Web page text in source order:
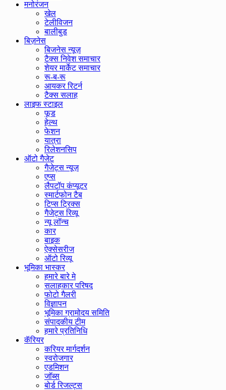
मनोरंजन
खेल
टेलीविजन
बालीबुड
बिज़नेस
बिजनेस न्यूज़
टैक्स निवेश समाचार
शेयर मार्केट समाचार
रू-ब-रू
आयकर रिटर्न
टैक्स सलाह
लाइफ स्टाइल
फूड
हेल्थ
फेशन
यात्रा
रिलेशनसिप
ऑटो गैजेट
गैजेट्स न्यूज़
एप्स
लैपटॉप कंप्यूटर
स्मार्टफोन टैब
टिप्स ट्रिक्स
गैजेट्स रिव्यू
न्यू लॉन्च
कार
बाइक
ऐक्सेसरीज
ऑटो रिव्यू
भूमिका भास्कर
हमारे बारे मे
सलाहकार परिषद
फोटो गैलरी
विज्ञापन
भूमिका ग्रामोदय समिति
संपादकीय टीम
हमारे प्रतिनिधि
कॅरियर
करियर मार्गदर्शन
स्वरोजगार
एडमिशन
जॉब्स
बोर्ड रिजल्ट्स